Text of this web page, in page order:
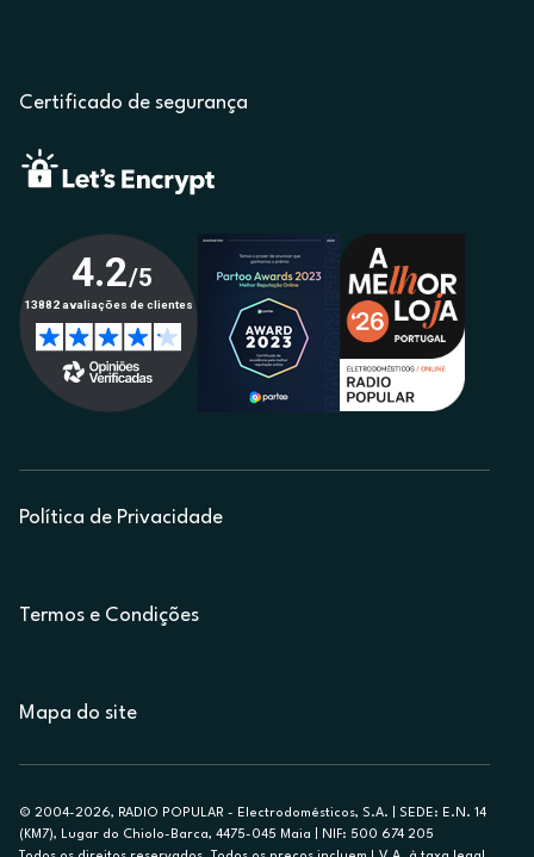
Certificado de segurança
Política de Privacidade
Termos e Condições
Mapa do site
© 2004-2026, RADIO POPULAR - Electrodomésticos, S.A. | SEDE: E.N. 14
(KM7), Lugar do Chiolo-Barca, 4475-045 Maia | NIF: 500 674 205